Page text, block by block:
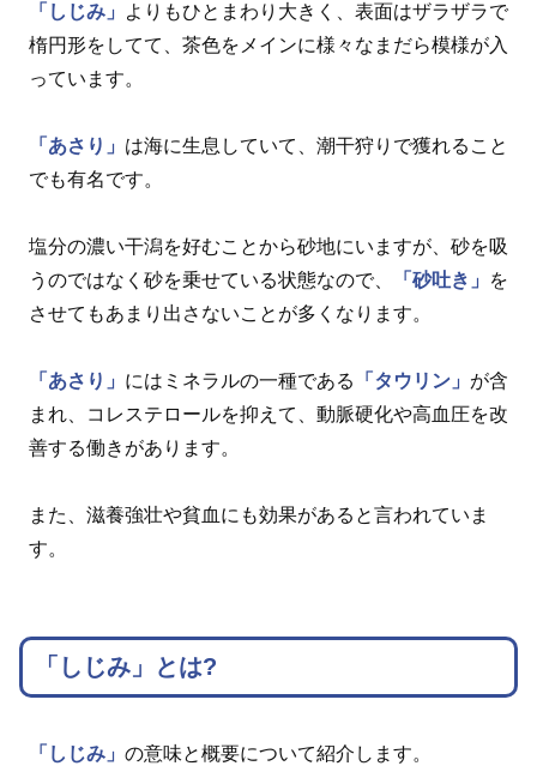
「しじみ」
よりもひとまわり大きく、表面はザラザラで
楕円形をしてて、茶色をメインに様々なまだら模様が入
っています。
「あさり」 は海に生息していて、潮干狩りで獲れること
でも有名です。
塩分の濃い干潟を好むことから砂地にいますが、砂を吸
うのではなく砂を乗せている状態なので、
「砂吐き」
を
させてもあまり出さないことが多くなります。
「あさり」 にはミネラルの一種である 「タウリン」 が含
まれ、コレステロールを抑えて、動脈硬化や高血圧を改
善する働きがあります。
また、滋養強壮や貧血にも効果があると言われていま
す。
「しじみ」とは?
「しじみ」 の意味と概要について紹介します。